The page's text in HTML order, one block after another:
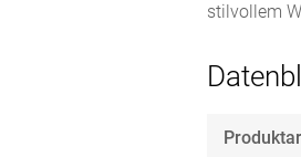
stilvollem